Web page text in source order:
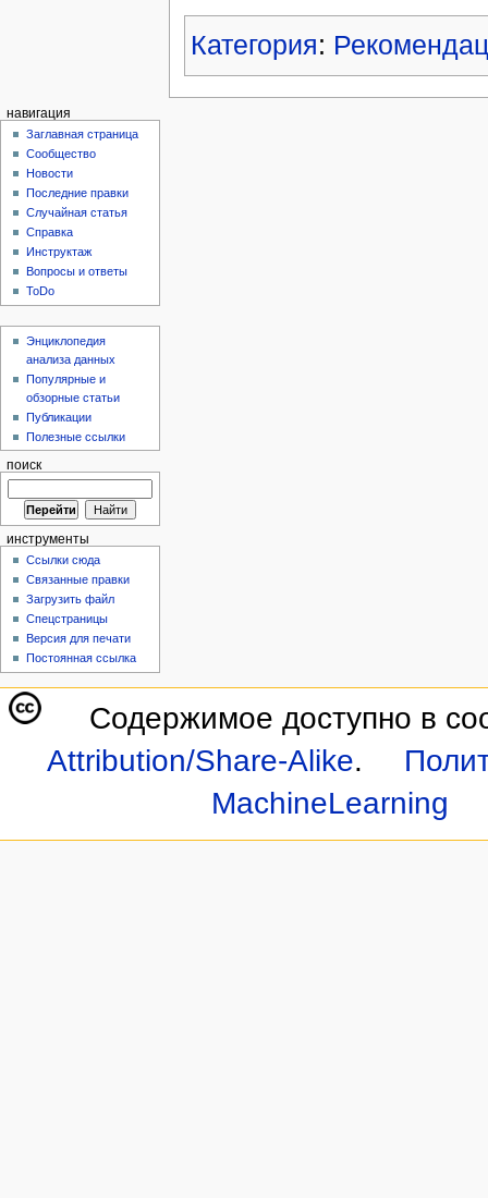
Категория:
навигация
Заглавная страница
Сообщество
Новости
Последние правки
Случайная статья
Справка
Инструктаж
Вопросы и ответы
ToDo
Энциклопедия
анализа данных
Популярные и
обзорные статьи
Публикации
Полезные ссылки
поиск
инструменты
Ссылки сюда
Связанные правки
Загрузить файл
Спецстраницы
Версия для печати
Постоянная ссылка
Содержимое доступно в
Attribution/Share-Alike.
MachineLearning